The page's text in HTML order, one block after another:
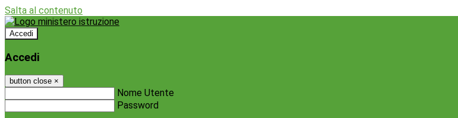
Salta al contenuto
Accedi
Accedi
button close ×
Nome Utente
Password